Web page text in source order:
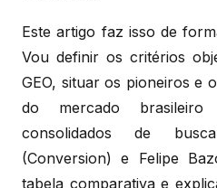
Este artigo faz isso de
Vou definir os critérios
GEO, situar os pioneiros e
do mercado
consolidados de
(Conversion) e Felipe
tabela comparativa e